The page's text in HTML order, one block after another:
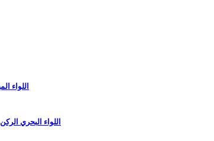
اللواء
اللواء البحري